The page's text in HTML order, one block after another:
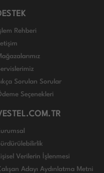
Rehberi
İletişim
Sorulan Sorular
Seçenekleri
Verilerin İşlenmesi
Adayı Aydınlatma Metni